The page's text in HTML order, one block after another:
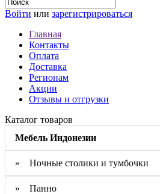
Войти или зарегистрироваться
Главная
Контакты
Оплата
Доставка
Регионам
Акции
Отзывы и отгрузки
Каталог товаров
Мебель Индонезии
» Ночные столики и тумбочки
» Панно